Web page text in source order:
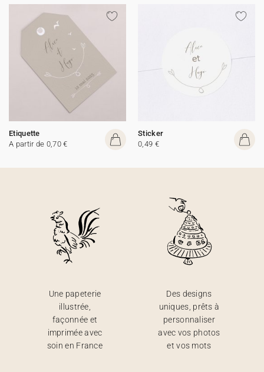
Etiquette
A partir de 0,70 €
Sticker
0,49 €
Une papeterie
illustrée,
façonnée et
imprimée avec
soin en France
Des designs
uniques, prêts à
personnaliser
avec vos photos
et vos mots